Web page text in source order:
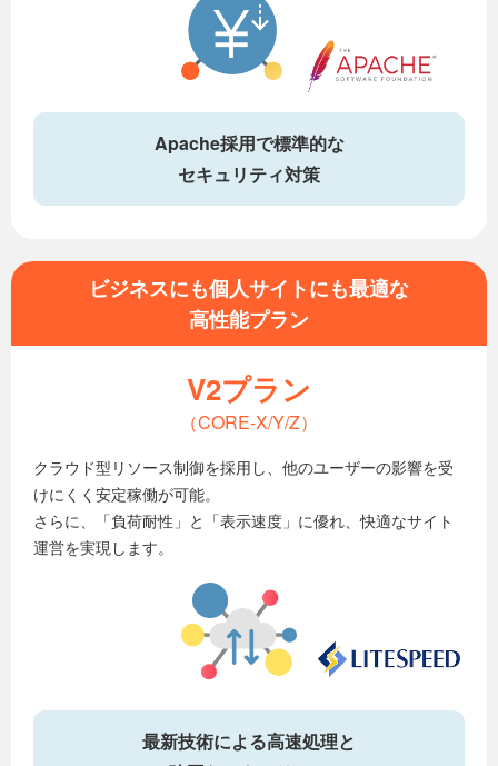
Apache採用で標準的な
セキュリティ対策
ビジネスにも個人サイトにも最適な
高性能プラン
V2プラン
（CORE-X/Y/Z）
クラウド型リソース制御を採用し、他のユーザーの影響を受
けにくく安定稼働が可能。
さらに、「負荷耐性」と「表示速度」に優れ、快適なサイト
運営を実現します。
最新技術による高速処理と